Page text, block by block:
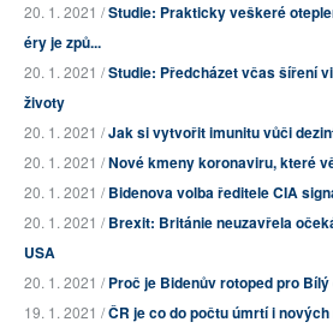
20. 1. 2021 /Studie: Prakticky veškeré
éry je způ...
20. 1. 2021 /Studie: Předcházet včas šíření
životy
20. 1. 2021 /Jak si vytvořit imunitu vůči
20. 1. 2021 /Nové kmeny koronaviru, které
20. 1. 2021 /Bidenova volba ředitele CIA
20. 1. 2021 /Brexit: Británie neuzavřela
USA
20. 1. 2021 /Proč je Bidenův rotoped pro
19. 1. 2021 /ČR je co do počtu úmrtí i